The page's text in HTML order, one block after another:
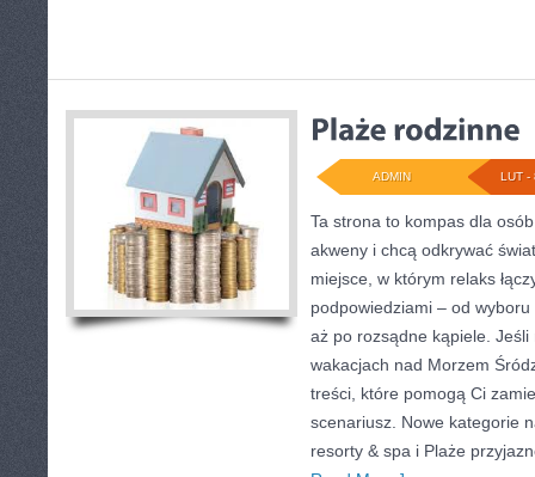
LUT -
ADMIN
Ta strona to kompas dla
akweny i chcą odkrywać
miejsce, w którym relaks
podpowiedziami – od
aż po rozsądne kąpiele. Jeśli
wakacjach nad Morzem
treści, które pomogą Ci
scenariusz. Nowe kategorie
resorty & spa i Plaże